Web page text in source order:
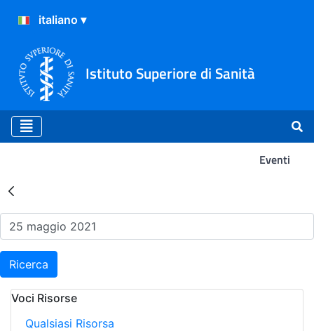
Istituto Superiore di Sanità
Eventi
Risultati della Ricerca -
Ricerca
Voci Risorse
Qualsiasi Risorsa